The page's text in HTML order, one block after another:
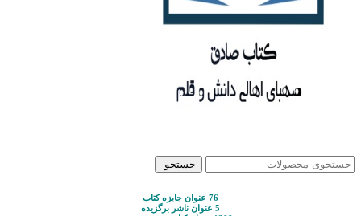
جستجو
76 عنوان جایزه کتاب
5 عنوان ناشر برگزیده